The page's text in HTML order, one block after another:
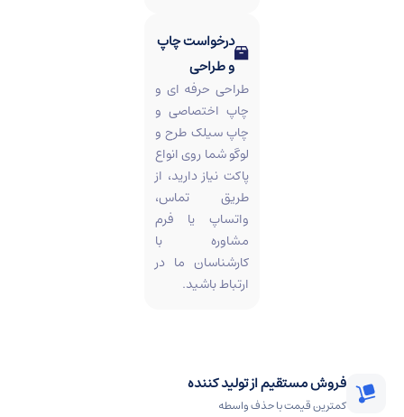
درخواست چاپ
و طراحی
طراحی حرفه ای و
چاپ اختصاصی و
چاپ سیلک طرح و
لوگو شما روی انواع
پاکت نیاز دارید، از
طریق تماس،
واتساپ یا فرم
مشاوره با
کارشناسان ما در
ارتباط باشید.
فروش مستقیم از تولید کننده
کمترین قیمت با حذف واسطه